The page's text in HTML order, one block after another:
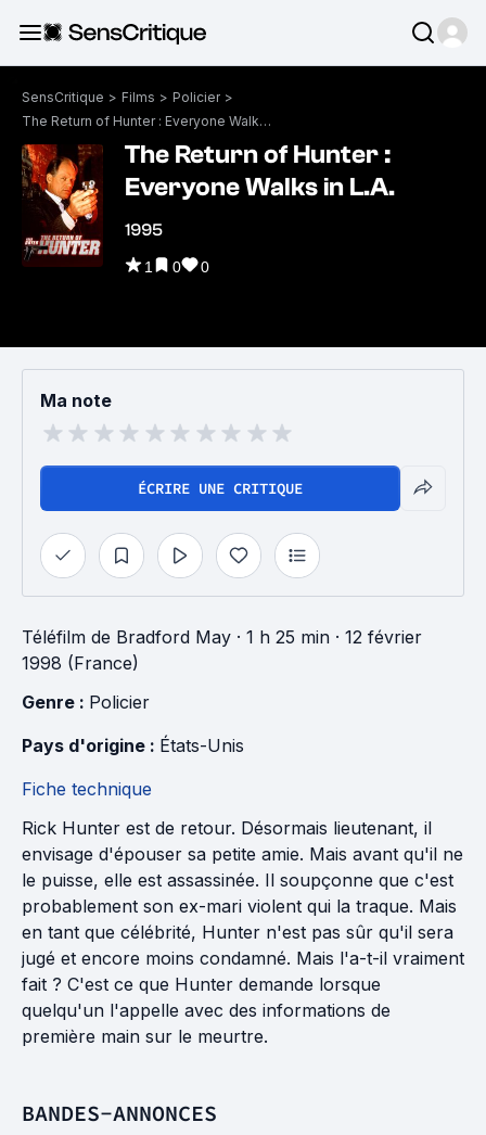
SensCritique > Films > Policier >
The Return of Hunter : Everyone Walks in L.A.
The Return of Hunter :
Everyone Walks in L.A.
1995
1 0 0
Ma note
ÉCRIRE UNE CRITIQUE
Téléfilm de Bradford May · 1 h 25 min · 12 février
1998 (France)
Genre : Policier
Pays d'origine : États-Unis
Fiche technique
Rick Hunter est de retour. Désormais lieutenant, il
envisage d'épouser sa petite amie. Mais avant qu'il ne
le puisse, elle est assassinée. Il soupçonne que c'est
probablement son ex-mari violent qui la traque. Mais
en tant que célébrité, Hunter n'est pas sûr qu'il sera
jugé et encore moins condamné. Mais l'a-t-il vraiment
fait ? C'est ce que Hunter demande lorsque
quelqu'un l'appelle avec des informations de
première main sur le meurtre.
BANDES-ANNONCES